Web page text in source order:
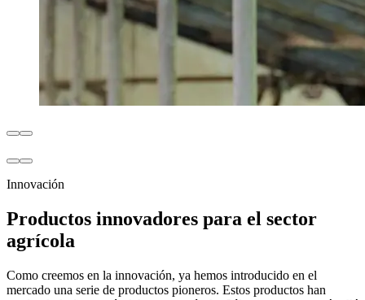
Innovación
Productos innovadores para el sector
agrícola
Como creemos en la innovación, ya hemos introducido en el
mercado una serie de productos pioneros. Estos productos han